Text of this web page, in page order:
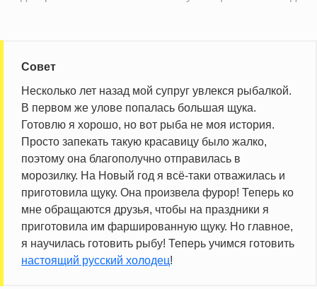
Совет
Несколько лет назад мой супруг увлекся рыбалкой.
В первом же улове попалась большая щука.
Готовлю я хорошо, но вот рыба не моя история.
Просто запекать такую красавицу было жалко,
поэтому она благополучно отправилась в
морозилку. На Новый год я всё-таки отважилась и
приготовила щуку. Она произвела фурор! Теперь ко
мне обращаются друзья, чтобы на праздники я
приготовила им фаршированную щуку. Но главное,
я научилась готовить рыбу! Теперь учимся готовить
настоящий русский холодец!